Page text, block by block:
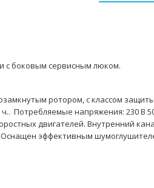
с боковым сервисным люком.
ротором, с классом
Потребляемые напряжения: 230 В
двигателей. Внутренний
Оснащен эффективным